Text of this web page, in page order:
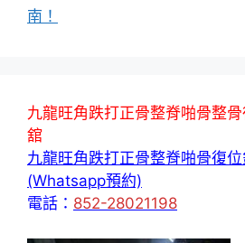
南！
九龍旺角跌打正骨整脊啪骨整
舘
九龍旺角跌打正骨整脊啪骨復
(Whatsapp預約)
電話： 852-28021198